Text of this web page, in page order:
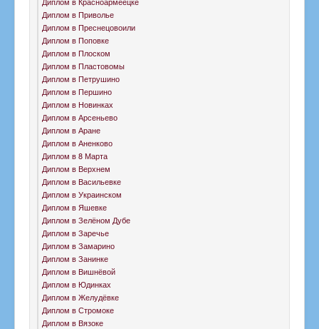
Диплом в Приволье
Диплом в Преснецовоили
Диплом в Поповке
Диплом в Плоском
Диплом в Пластовомы
Диплом в Петрушино
Диплом в Першино
Диплом в Новинках
Диплом в Арсеньево
Диплом в Аране
Диплом в Аненково
Диплом в 8 Марта
Диплом в Верхнем
Диплом в Васильевке
Диплом в Украинском
Диплом в Яшевке
Диплом в Зелёном Дубе
Диплом в Заречье
Диплом в Замарино
Диплом в Занинке
Диплом в Вишнёвой
Диплом в Юдинках
Диплом в Желудёвке
Диплом в Стромоке
Диплом в Вязоке